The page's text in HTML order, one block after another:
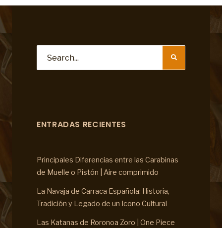
ENTRADAS RECIENTES
Principales Diferencias entre las Carabinas
de Muelle o Pistón | Aire comprimido
La Navaja de Carraca Española: Historia,
Tradición y Legado de un Icono Cultural
Las Katanas de Roronoa Zoro | One Piece